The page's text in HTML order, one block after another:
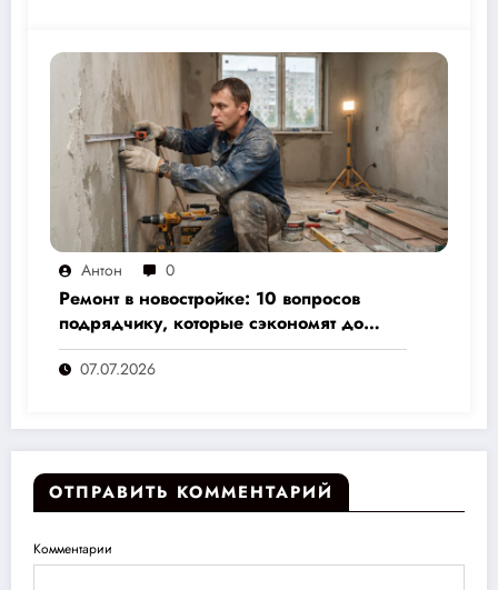
Антон 0
Ремонт в новостройке: 10 вопросов
подрядчику, которые сэкономят до
30% бюджета и избавят от головной
боли07.07.2026
ОТПРАВИТЬ КОММЕНТАРИЙ
Комментарии